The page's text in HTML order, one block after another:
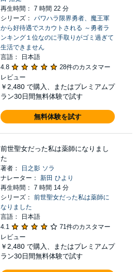
再生時間： 7 時間 22 分
シリーズ： パワハラ限界勇者、魔王軍
から好待遇でスカウトされる ～勇者ラ
ンキング１位なのに手取りがゴミ過ぎて
生活できません
言語： 日本語
4.8
28件のカスタマー
レビュー
￥2,480 で購入、またはプレミアムプ
ラン30日間無料体験で試す
無料体験を試す
前世聖女だった私は薬師になりまし
た
著者：
日之影 ソラ
ナレーター： 新田 ひより
再生時間： 7 時間 14 分
シリーズ： 前世聖女だった私は薬師に
なりました
言語： 日本語
4.1
71件のカスタマー
レビュー
￥2,480 で購入、またはプレミアムプ
ラン30日間無料体験で試す